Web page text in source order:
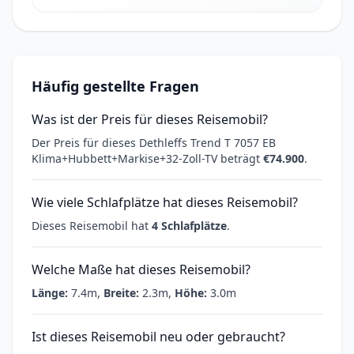
Häufig gestellte Fragen
Was ist der Preis für dieses Reisemobil?
Der Preis für dieses Dethleffs Trend T 7057 EB
Klima+Hubbett+Markise+32-Zoll-TV beträgt €74.900.
Wie viele Schlafplätze hat dieses Reisemobil?
Dieses Reisemobil hat 4 Schlafplätze.
Welche Maße hat dieses Reisemobil?
Länge: 7.4m, Breite: 2.3m, Höhe: 3.0m
Ist dieses Reisemobil neu oder gebraucht?